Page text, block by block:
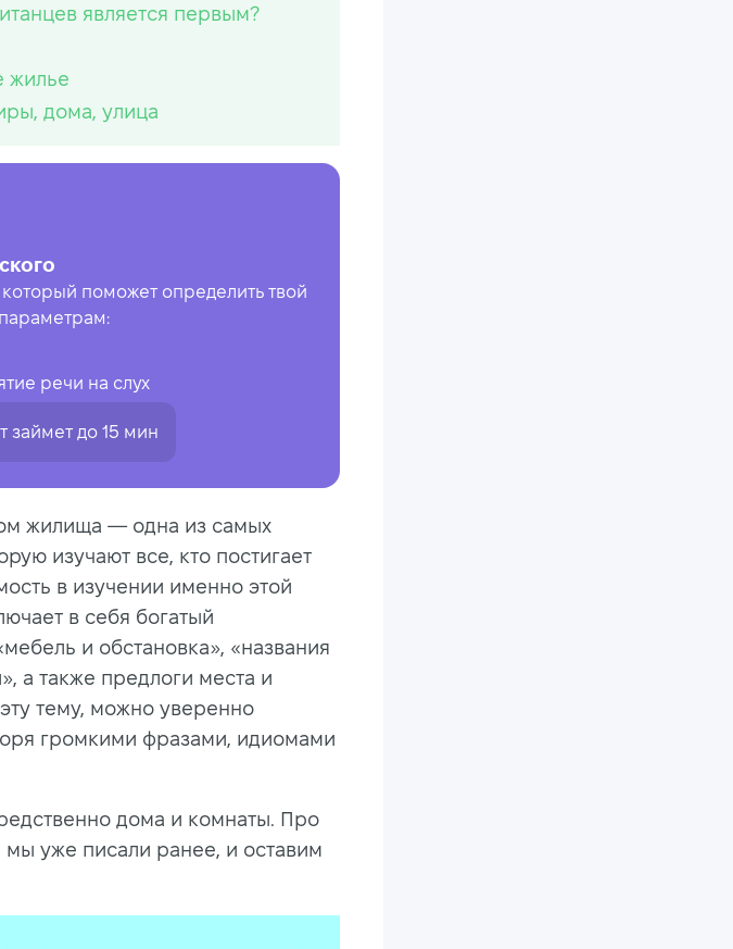
является первым?
жилье
дома, улица
поможет определить твой
речи на слух
займет до 15 мин
жилища — одна из самых
изучают все, кто постигает
в изучении именно этой
в себя богатый
и обстановка», «названия
а также предлоги места и
тему, можно уверенно
громкими фразами, идиомами
дома и комнаты. Про
уже писали ранее, и оставим